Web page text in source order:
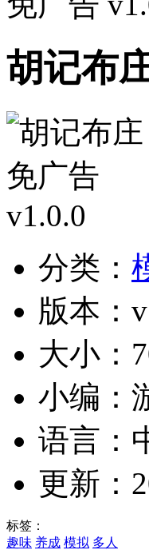
胡记布
分类：
版本：
大小：
小编：
语言：
更新：
标签：
趣味 养成 模拟 多人